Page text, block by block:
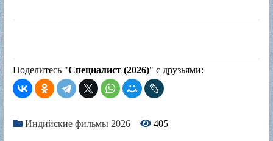
Поделитесь "Специалист (2026)" с друзьями:
Индийские фильмы 2026 405